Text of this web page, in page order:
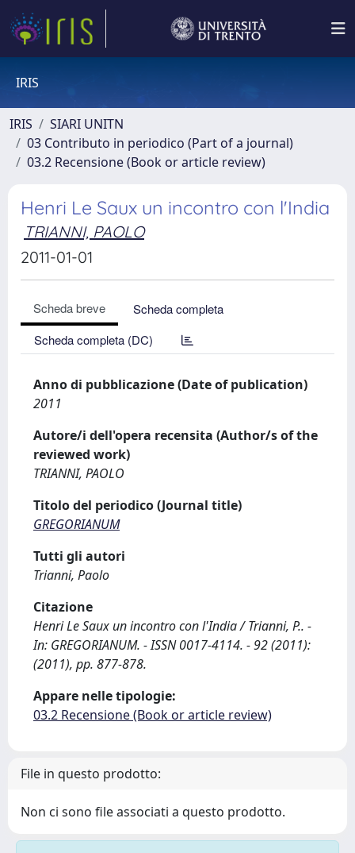
IRIS
IRIS
SIARI UNITN
03 Contributo in periodico (Part of a journal)
03.2 Recensione (Book or article review)
Henri Le Saux un incontro con l'India
TRIANNI, PAOLO
2011-01-01
Scheda breve
Scheda completa
Scheda completa (DC)
Anno di pubblicazione (Date of publication)
2011
Autore/i dell'opera recensita (Author/s of the
reviewed work)
TRIANNI, PAOLO
Titolo del periodico (Journal title)
GREGORIANUM
Tutti gli autori
Trianni, Paolo
Citazione
Henri Le Saux un incontro con l'India / Trianni, P.. -
In: GREGORIANUM. - ISSN 0017-4114. - 92 (2011):
(2011), pp. 877-878.
Appare nelle tipologie:
03.2 Recensione (Book or article review)
File in questo prodotto:
Non ci sono file associati a questo prodotto.